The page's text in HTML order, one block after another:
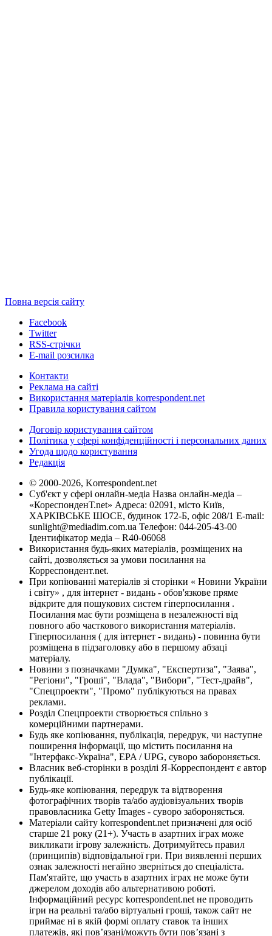
Повна версія сайту
Facebook
Twitter
RSS-стрічки
E-mail розсилка
Контакти
Реклама на сайті
Використання матеріалів korrespondent.net
Правила користування сайтом
Договір користування сайтом
Політика у сфері конфіденційності і персональних даних
Угода щодо користування
Редакція
© 2000-2026, Korrespondent.net
Суб'єкт у сфері онлайн-медіа Назва онлайн-медіа –
«КореспонденТ.net» Адреса: 02091, місто Київ,
ХАРКІВСЬКЕ ШОСЕ, будинок 172-Б, офіс 208/1 E-mail:
sunlight@mediadim.com.ua Телефон: 044-205-43-00
Ідентифікатор медіа – R40-06068
Використання будь-яких матеріалів, розміщених на
сайті, дозволяється за умови посилання на
Корреспондент.net.
При копіюванні матеріалів зі сторінки « Новини України
і світу» , для інтернет - видань - обов'язкове пряме
відкрите для пошукових систем гіперпосилання .
Посилання має бути розміщена в незалежності від
повного або часткового використання матеріалів.
Гіперпосилання ( для інтернет - видань) - повинна бути
розміщена в підзаголовку або в першому абзаці
матеріалу.
Новини з позначками "Думка", "Експертиза", "Заява",
"Регіони", "Гроші", "Влада", "Вибори", "Тест-драйв",
"Спецпроекти", "Промо" публікуються на правах
реклами.
Розділ Спецпроекти створюється спільно з
комерційними партнерами.
Будь яке копіювання, публікація, передрук, чи наступне
поширення інформації, що містить посилання на
"Інтерфакс-Україна", EPA / UPG, суворо забороняється.
Власник веб-сторінки в розділі Я-Корреспондент є автор
публікації.
Будь-яке копіювання, передрук та відтворення
фотографічних творів та/або аудіовізуальних творів
правовласника Getty Images - суворо забороняється.
Матеріали сайту korrespondent.net призначені для осіб
старше 21 року (21+). Участь в азартних іграх може
викликати ігрову залежність. Дотримуйтесь правил
(принципів) відповідальної гри. При виявленні перших
ознак залежності негайно зверніться до спеціаліста.
Пам'ятайте, що участь в азартних іграх не може бути
джерелом доходів або альтернативою роботі.
Інформаційний ресурс korrespondent.net не проводить
ігри на реальні та/або віртуальні гроші, також сайт не
приймає ні в якій формі оплату ставок та інших
платежів, які пов’язані/можуть бути пов’язані з